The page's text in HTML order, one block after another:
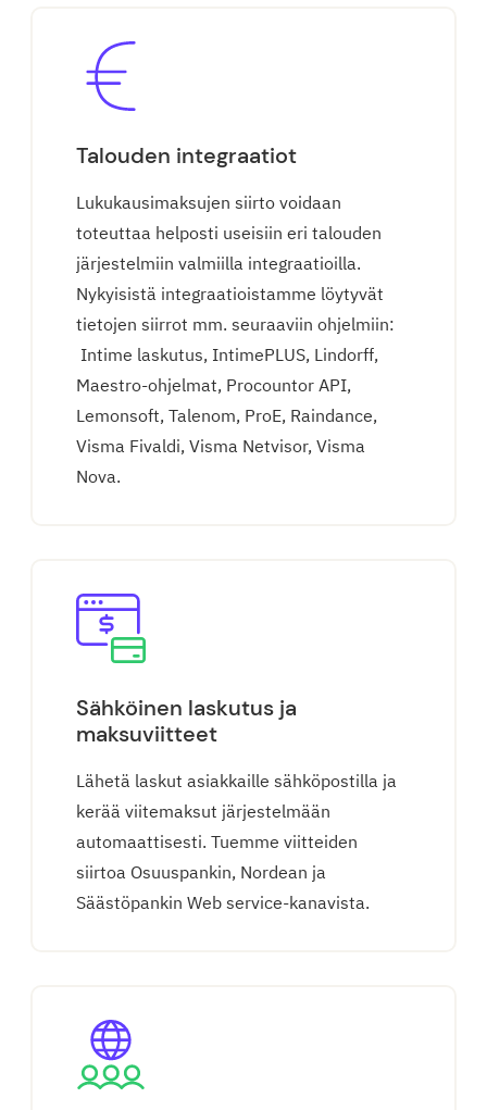
Talouden integraatiot
Lukukausimaksujen siirto voidaan
toteuttaa helposti useisiin eri talouden
järjestelmiin valmiilla integraatioilla.
Nykyisistä integraatioistamme löytyvät
tietojen siirrot mm. seuraaviin ohjelmiin:
Intime laskutus, IntimePLUS, Lindorff,
Maestro-ohjelmat, Procountor API,
Lemonsoft, Talenom, ProE, Raindance,
Visma Fivaldi, Visma Netvisor, Visma
Nova.
Sähköinen laskutus ja
maksuviitteet
Lähetä laskut asiakkaille sähköpostilla ja
kerää viitemaksut järjestelmään
automaattisesti. Tuemme viitteiden
siirtoa Osuuspankin, Nordean ja
Säästöpankin Web service-kanavista.